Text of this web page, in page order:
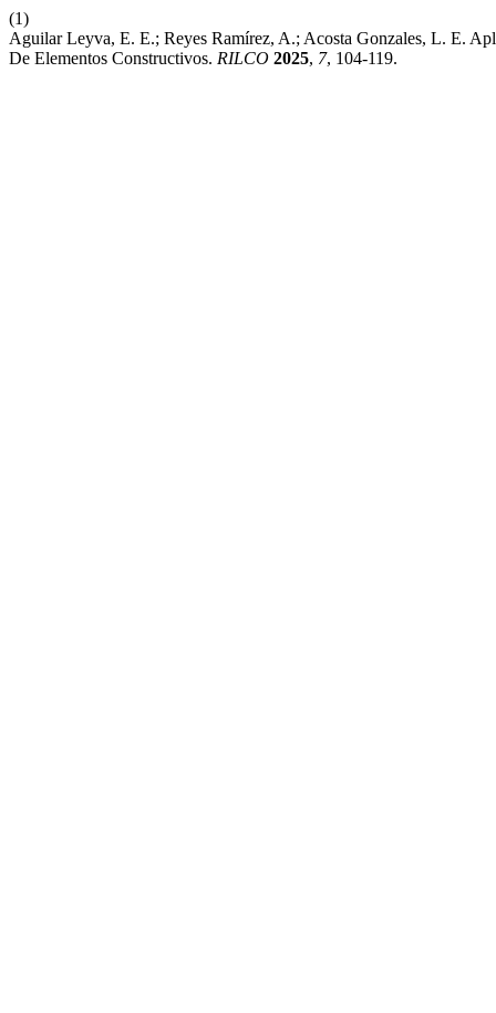
(1)
Aguilar Leyva, E. E.; Reyes Ramírez, A.; Acosta Gonzales, L. E.
De Elementos Constructivos. RILCO 2025, 7, 104-119.